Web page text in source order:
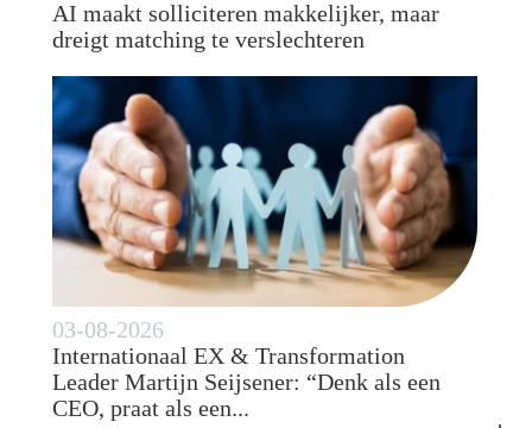
AI maakt solliciteren makkelijker, maar
dreigt matching te verslechteren
03-08-2026
Internationaal EX & Transformation
Leader Martijn Seijsener: “Denk als een
CEO, praat als een...